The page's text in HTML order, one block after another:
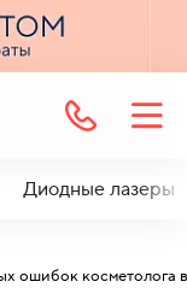
Диодные лазеры